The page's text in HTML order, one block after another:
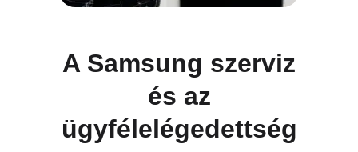
A Samsung szerviz
és az
ügyfélelégedettség